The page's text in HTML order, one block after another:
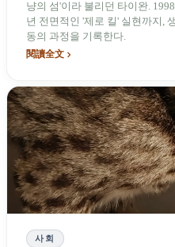
냥의 섬'이라 불리던 타이완.
년 전면적인 '제로 킬' 실현까지,
동의 과정을 기록한다.
閱讀全文
사회